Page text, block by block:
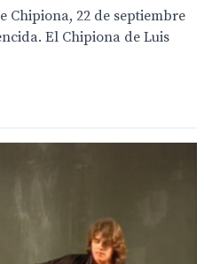
Chipiona, 22 de septiembre
El Chipiona de Luis